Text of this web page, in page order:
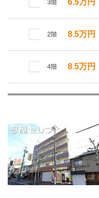
3階 6.5万円
2階 8.5万円
4階 8.5万円